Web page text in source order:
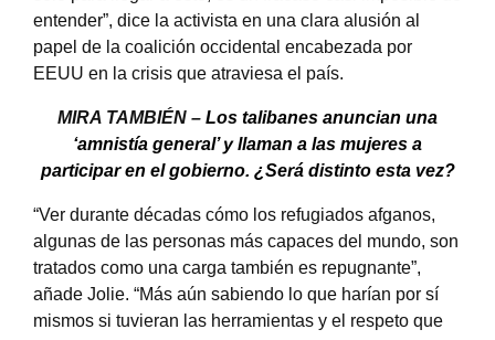
entender”, dice la activista en una clara alusión al
papel de la coalición occidental encabezada por
EEUU en la crisis que atraviesa el país.
MIRA TAMBIÉN – Los talibanes anuncian una
‘amnistía general’ y llaman a las mujeres a
participar en el gobierno. ¿Será distinto esta vez?
“Ver durante décadas cómo los refugiados afganos,
algunas de las personas más capaces del mundo, son
tratados como una carga también es repugnante”,
añade Jolie. “Más aún sabiendo lo que harían por sí
mismos si tuvieran las herramientas y el respeto que